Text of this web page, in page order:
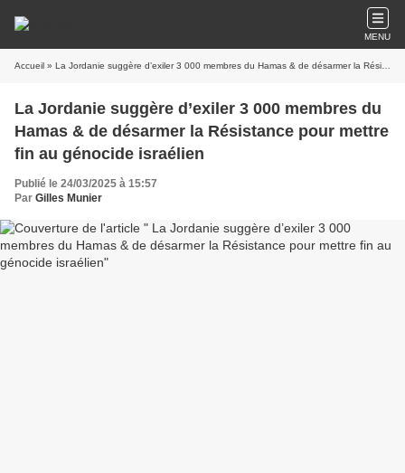
MENU
Accueil » La Jordanie suggère d’exiler 3 000 membres du Hamas & de désarmer la Résistance pour mettre fin au génocide israélien
La Jordanie suggère d’exiler 3 000 membres du
Hamas & de désarmer la Résistance pour mettre
fin au génocide israélien
Publié le 24/03/2025 à 15:57
Par Gilles Munier